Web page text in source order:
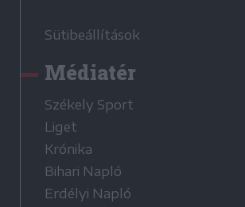
Sütibeállítások
Médiatér
Székely Sport
Liget
Krónika
Bihari Napló
Erdélyi Napló